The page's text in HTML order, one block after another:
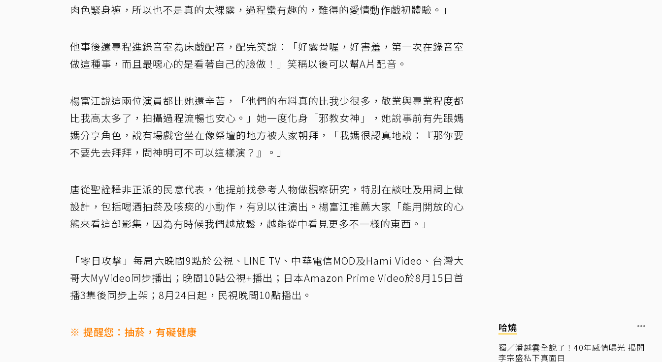
肉色緊身褲，所以也不是真的太裸露，過程蠻有趣的，難得的愛情動作戲初體驗。」
他事後還專程進錄音室為床戲配音，配完笑說：「好露骨喔，好害羞，第一次在錄音室
做這種事，而且最噁心的是看著自己的臉做！」笑稱以後可以幫A片配音。
楊富江說這兩位演員都比她還辛苦，「他們的布料真的比我少很多，敬業與專業程度都
比我高太多了，拍攝過程流暢也安心。」她一度化身「邪教女神」，她說事前有先跟媽
媽分享角色，說有場戲會坐在像祭壇的地方被大家朝拜，「我媽很認真地說：『那你要
不要先去拜拜，問神明可不可以這樣演？』。」
唐從聖詮釋非正派的民意代表，他提前找參考人物做觀察研究，特別在談吐及用詞上做
設計，包括喝酒抽菸及咳痰的小動作，有別以往演出。楊富江推薦大家「能用開放的心
態來看這部影集，因為有時候我們越放鬆，越能從中看見更多不一樣的東西。」
「零日攻擊」每周六晚間9點於公視、LINE TV、中華電信MOD及Hami Video、台灣大
哥大MyVideo同步播出；晚間10點公視+播出；日本Amazon Prime Video於8月15日首
播3集後同步上架；8月24日起，民視晚間10點播出。
※ 提醒您：抽菸，有礙健康 哈燒
獨／潘越雲全說了！40年感情曝光 揭開
李宗盛私下真面目